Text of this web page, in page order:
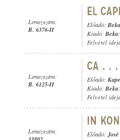
Lemezszám:
B. 6376-II
Előadó:
Kiadó: Beka;
Felvétel
Lemezszám:
B. 6125-II
Előadó:
Kiadó: Beka;
Felvétel
Lemezszám:
Előadó: